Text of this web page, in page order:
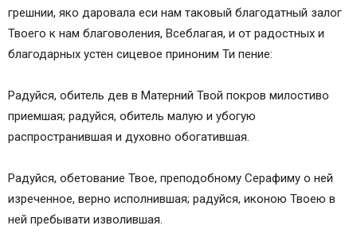
грешнии, яко даровала еси нам таковый благодатный залог
Твоего к нам благоволения, Всеблагая, и от радостных и
благодарных устен сицевое приноним Ти пение:
Радуйся, обитель дев в Матерний Твой покров милостиво
приемшая; радуйся, обитель малую и убогую
распространившая и духовно обогатившая.
Радуйся, обетование Твое, преподобному Серафиму о ней
изреченное, верно исполнившая; радуйся, иконою Твоею в
ней пребывати изволившая.